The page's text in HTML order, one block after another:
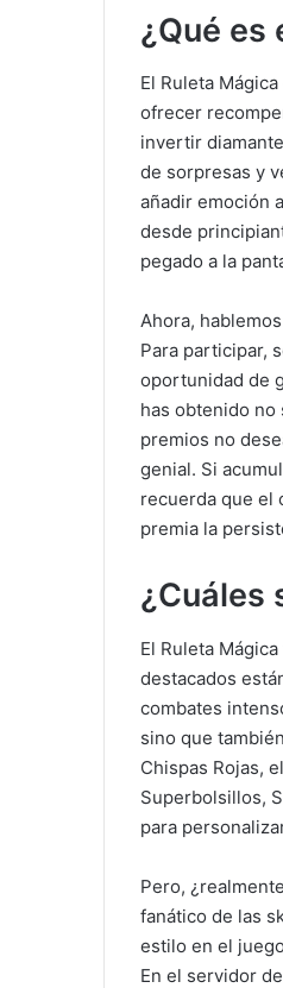
¿Qué es
El Ruleta
ofrecer
invertir
de sorpresas y
añadir emoción
desde
pegado a la
Ahora,
Para participar,
oportunidad de
has obtenido
premios no
genial. Si
recuerda que el
premia la
¿Cuáles
El Ruleta
destacados
combates
sino que
Chispas Rojas,
Superbolsillos,
para
Pero,
fanático de las
estilo en el
En el servidor